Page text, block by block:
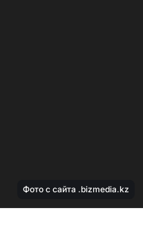
Фото с сайта .bizmedia.kz